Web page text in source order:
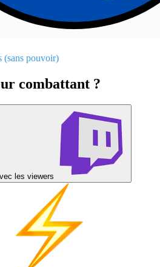
(sans pouvoir)
combattant ?
les viewers